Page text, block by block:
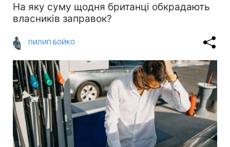
На яку суму щодня британці обкрадають
власників заправок?
ПИЛИП БОЙКО